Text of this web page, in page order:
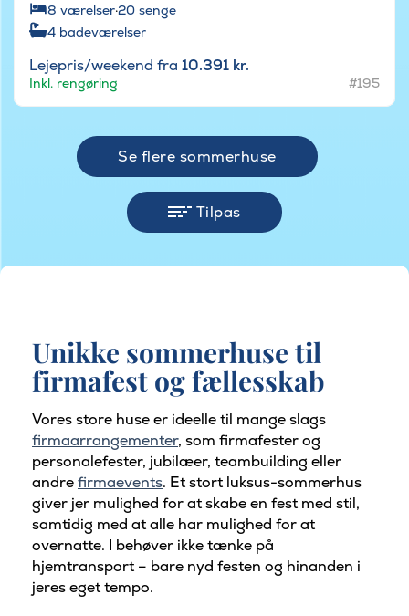
8 værelser·20 senge
4 badeværelser
Lejepris/weekend fra 10.391 kr.
Inkl. rengøring #195
Se flere sommerhuse
Tilpas
Unikke sommerhuse til
firmafest og fællesskab
Vores store huse er ideelle til mange slags
firmaarrangementer, som firmafester og
personalefester, jubilæer, teambuilding eller
andrefirmaevents. Et stort luksus-sommerhus
giver jer mulighed for at skabe en fest med stil,
samtidig med at alle har mulighed for at
overnatte. I behøver ikke tænke på
hjemtransport – bare nyd festen og hinanden i
jeres eget tempo.